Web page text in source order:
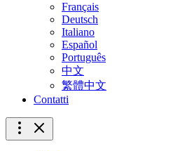
Français
Deutsch
Italiano
Español
Português
中文
繁體中文
Contatti